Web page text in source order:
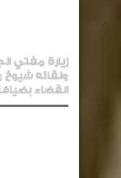
زيارة مفتي
ولقائه
القضاء